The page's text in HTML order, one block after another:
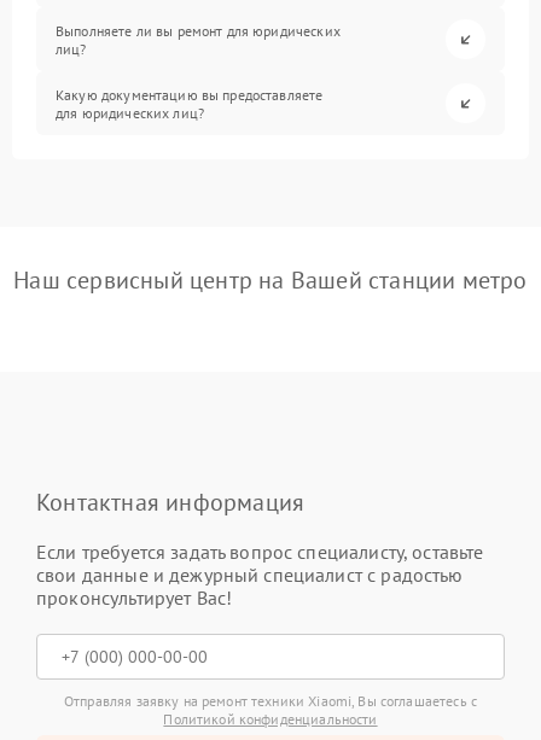
Выполняете ли вы ремонт для юридических
лиц?
Какую документацию вы предоставляете
для юридических лиц?
Наш сервисный центр на Вашей станции метро
Контактная информация
Если требуется задать вопрос специалисту, оставьте
свои данные и дежурный специалист с радостью
проконсультирует Вас!
Отправляя заявку на ремонт техники Xiaomi, Вы соглашаетесь с
Политикой конфиденциальности